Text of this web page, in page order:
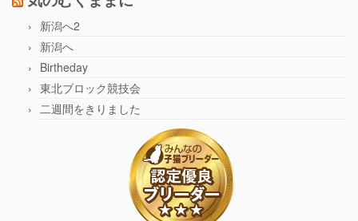
新潟へ2
新潟へ
Birtheday
東北ブロック競技会
二週間をきりました